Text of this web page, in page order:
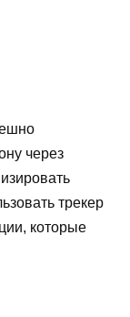
через
трекер
которые